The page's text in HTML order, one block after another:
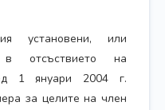
установени, или
в отсъствието на
1 януари 2004 г.
за целите на член